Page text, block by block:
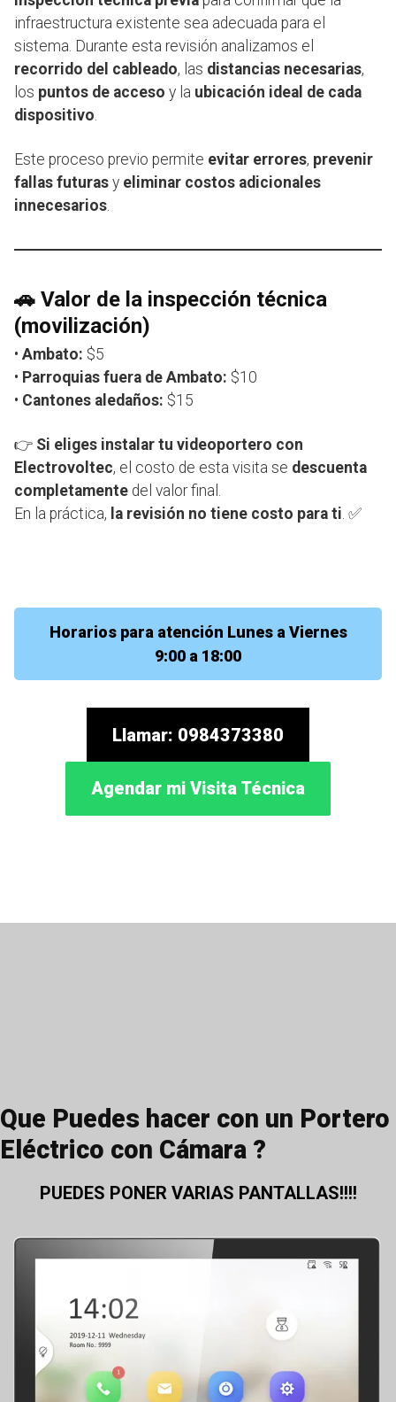
infraestructura existente sea adecuada para el
sistema. Durante esta revisión analizamos el
recorrido del cableado, las distancias necesarias,
los puntos de acceso y la ubicación ideal de cada
dispositivo.
Este proceso previo permite evitar errores, prevenir
fallas futuras y eliminar costos adicionales
innecesarios.
🚗 Valor de la inspección técnica
(movilización)
• Ambato: $5
• Parroquias fuera de Ambato: $10
• Cantones aledaños: $15
👉 Si eliges instalar tu videoportero con
Electrovoltec, el costo de esta visita se descuenta
completamente del valor final.
En la práctica, la revisión no tiene costo para ti. ✅
Horarios para atención Lunes a Viernes
9:00 a 18:00
Llamar: 0984373380
Agendar mi Visita Técnica
Que Puedes hacer con un Portero
Eléctrico con Cámara ?
PUEDES PONER VARIAS PANTALLAS!!!!